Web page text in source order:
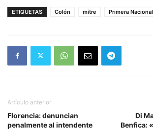
ETIQUETAS Colón mitre Primera Nacional
Artículo anterior
Florencia: denuncian
penalmente al intendente
Di
Benfica: